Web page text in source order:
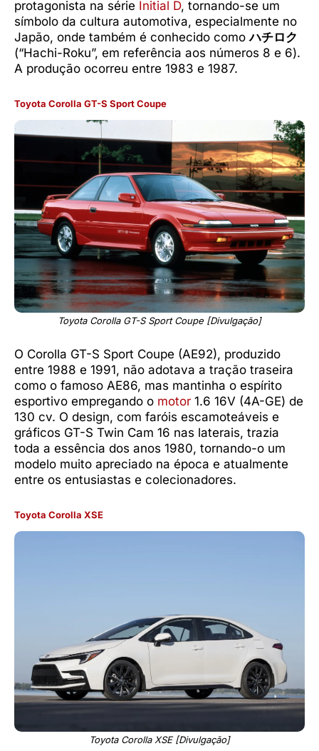
protagonista na série Initial D, tornando-se um
símbolo da cultura automotiva, especialmente no
Japão, onde também é conhecido comoハチロク
(“Hachi-Roku”, em referência aos números 8 e 6).
A produção ocorreu entre 1983 e 1987.
Toyota Corolla GT-S Sport Coupe
Toyota Corolla GT-S Sport Coupe [Divulgação]
O Corolla GT-S Sport Coupe (AE92), produzido
entre 1988 e 1991, não adotava a tração traseira
como o famoso AE86, mas mantinha o espírito
esportivo empregando o motor 1.6 16V (4A-GE) de
130 cv. O design, com faróis escamoteáveis e
gráficos GT-S Twin Cam 16 nas laterais, trazia
toda a essência dos anos 1980, tornando-o um
modelo muito apreciado na época e atualmente
entre os entusiastas e colecionadores.
Toyota Corolla XSE
Toyota Corolla XSE [Divulgação]